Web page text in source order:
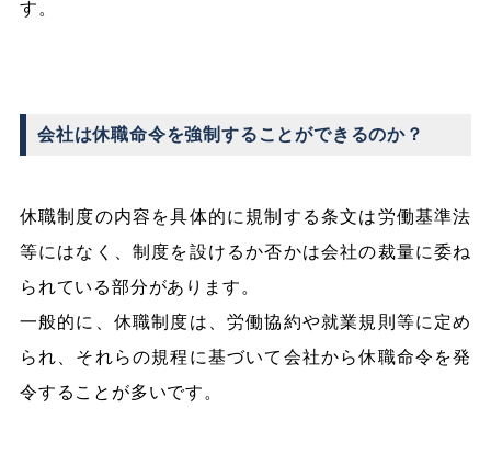
す。
会社は休職命令を強制することができるのか？
休職制度の内容を具体的に規制する条文は労働基準法
等にはなく、制度を設けるか否かは会社の裁量に委ね
られている部分があります。
一般的に、休職制度は、労働協約や就業規則等に定め
られ、それらの規程に基づいて会社から休職命令を発
令することが多いです。